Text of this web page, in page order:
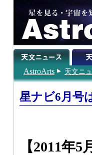
AstroArts 天文ニ
星ナビ6月号
【2011年